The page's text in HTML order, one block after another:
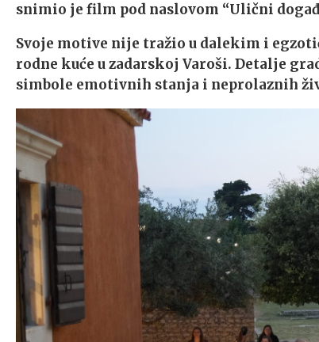
snimio je film pod naslovom “Ulični
Svoje motive nije tražio u dalekim i
rodne kuće u zadarskoj Varoši. Detalje
simbole emotivnih stanja i neprolaznih